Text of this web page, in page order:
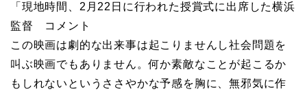
「現地時間、2月22日に行われた授賞式に出席した横浜
監督 コメント
この映画は劇的な出来事は起こりませんし社会問題を
叫ぶ映画でもありません。何か素敵なことが起こるか
もしれないというささやかな予感を胸に、無邪気に作